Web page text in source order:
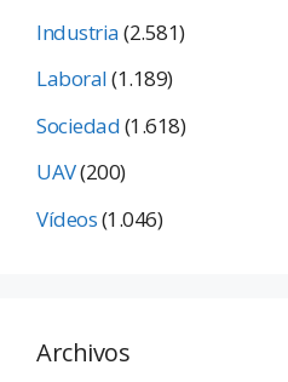
Industria(2.581)
Laboral(1.189)
Sociedad(1.618)
UAV(200)
Vídeos(1.046)
Archivos